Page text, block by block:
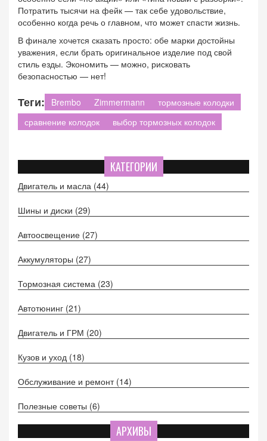
Потратить тысячи на фейк — так себе удовольствие,
особенно когда речь о главном, что может спасти жизнь.
В финале хочется сказать просто: обе марки достойны
уважения, если брать оригинальное изделие под свой
стиль езды. Экономить — можно, рисковать
безопасностью — нет!
Теги: Brembo Zimmermann
тормозные колодки
сравнение колодок
выбор тормозных колодок
КАТЕГОРИИ
Двигатель и масла (44)
Шины и диски (29)
Автоосвещение (27)
Аккумуляторы (27)
Тормозная система (23)
Автотюнинг (21)
Двигатель и ГРМ (20)
Кузов и уход (18)
Обслуживание и ремонт (14)
Полезные советы (6)
АРХИВЫ